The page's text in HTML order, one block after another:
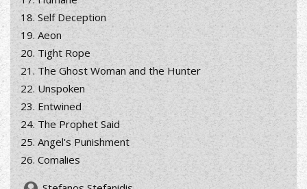
Self Deception
Aeon
Tight Rope
The Ghost Woman and the Hunter
Unspoken
Entwined
The Prophet Said
Angel's Punishment
Comalies